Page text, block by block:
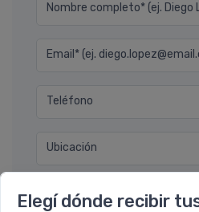
Elegí dónde recibir
Nombre completo* (ej. Diego
Email* (ej.
Teléfono
Ubicación
Por favor describa en detalle